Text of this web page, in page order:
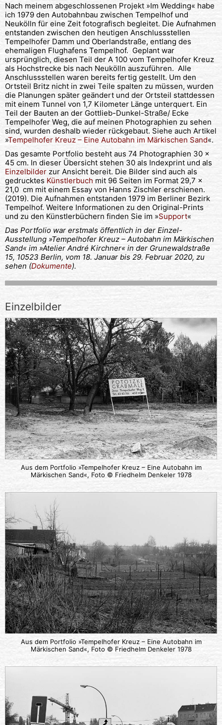
Nach meinem abgeschlossenen Projekt »Im Wedding« habe
ich 1979 den Autobahnbau zwischen Tempelhof und
Neukölln für eine Zeit fotografisch begleitet. Die Aufnahmen
entstanden zwischen den heutigen Anschlussstellen
Tempelhofer Damm und Oberlandstraße, entlang des
ehemaligen Flughafens Tempelhof. Geplant war
ursprünglich, diesen Teil der A 100 vom Tempelhofer Kreuz
als Hochstrecke bis nach Neukölln auszuführen. Alle
Anschlussstellen waren bereits fertig gestellt. Um den
Ortsteil Britz nicht in zwei Teile spalten zu müssen, wurden
die Planungen später geändert und der Ortsteil stattdessen
mit einem Tunnel von 1,7 Kilometer Länge unterquert. Ein
Teil der Bauten an der Gottlieb-Dunkel-Straße/ Ecke
Tempelhofer Weg, die auf meinen Photographien zu sehen
sind, wurden deshalb wieder rückgebaut. Siehe auch Artikel
»Tempelhofer Kreuz – Eine Autobahn im Märkischen Sand«.
Das gesamte Portfolio besteht aus 74 Photographien 30 x
45 cm. In dieser Übersicht stehen 30 als Indexprint und als
Einzelbilder zur Ansicht bereit. Die Bilder sind auch als
gedrucktes Künstlerbuch mit 96 Seiten im Format 29,7 ×
21,0 cm mit einem Essay von Hanns Zischler erschienen.
(2019). Die Aufnahmen entstanden 1979 im Berliner Bezirk
Tempelhof. Weitere Informationen zu den Original-Prints
und zu den Künstlerbüchern finden Sie im »Support«
Das Portfolio war erstmals öffentlich in der Einzel-
Ausstellung »Tempelhofer Kreuz – Autobahn im Märkischen
Sand« im »Atelier André Kirchner« in der Grunewaldstraße
15, 10523 Berlin, vom 18. Januar bis 29. Februar 2020, zu
sehen (Dokumente).
Einzelbilder
Aus dem Portfolio »Tempelhofer Kreuz – Eine Autobahn im
Märkischen Sand«, Foto © Friedhelm Denkeler 1978
Aus dem Portfolio »Tempelhofer Kreuz – Eine Autobahn im
Märkischen Sand«, Foto © Friedhelm Denkeler 1978